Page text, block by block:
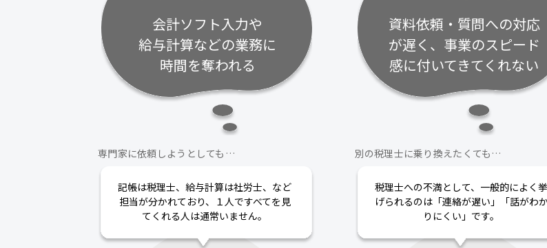
会計ソフト入力や
給与計算などの業務に
時間を奪われる
専門家に依頼しようとしても…
記帳は税理士、給与計算は社労士、など
担当が分かれており、１人ですべてを見
てくれる人は通常いません。
資料依頼・質問への対応
が遅く、事業のスピード
感に付いてきてくれない
別の税理士に乗り換えたくても…
税理士への不満として、一般的によく挙
げられるのは「連絡が遅い」「話がわか
りにくい」です。